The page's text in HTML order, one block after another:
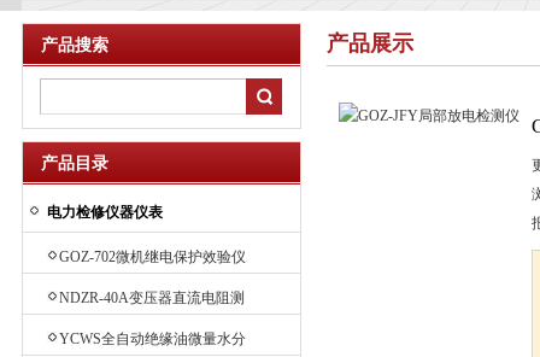
产品搜索
产品目录
电力检修仪器仪表
GOZ-702微机继电保护效验仪
NDZR-40A变压器直流电阻测
YCWS全自动绝缘油微量水分
产品展示